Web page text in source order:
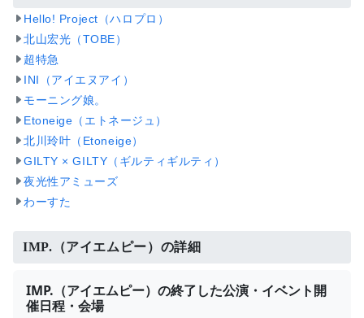
Hello! Project（ハロプロ）
北山宏光（TOBE）
超特急
INI（アイエヌアイ）
モーニング娘。
Etoneige（エトネージュ）
北川玲叶（Etoneige）
GILTY × GILTY（ギルティギルティ）
夜光性アミューズ
わーすた
IMP.（アイエムピー）の詳細
IMP.（アイエムピー）の終了した公演・イベント開
催日程・会場